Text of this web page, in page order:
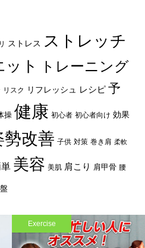
ストレス ストレッチ
ット トレーニング
リスク リフレッシュ レシピ 予
操 健康 初心者 初心者向け 効果
勢改善 子供 対策 巻き肩 柔軟
美容 美肌 肩こり 肩甲骨 腰
Exercise